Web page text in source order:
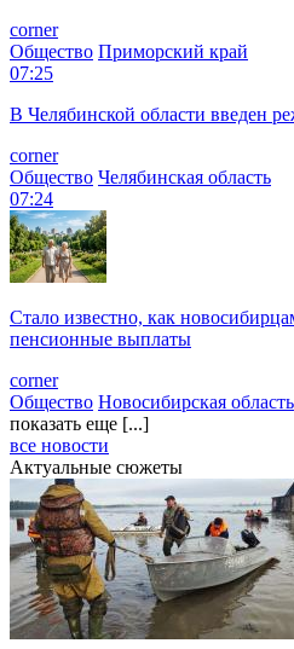
corner
Общество Приморский край
07:25
В Челябинской области введен
corner
Общество Челябинская область
07:24
Стало известно, как
пенсионные выплаты
corner
Общество Новосибирская область
показать еще [...]
все новости
Актуальные сюжеты